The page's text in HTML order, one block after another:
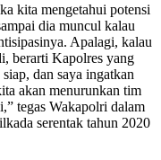
kita mengetahui potensi
dia muncul kalau
Apalagi, kalau
berarti Kapolres yang
dan saya ingatkan
akan menurunkan tim
tegas Wakapolri dalam
serentak tahun 2020